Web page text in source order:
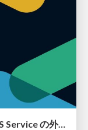
Service Connect 上のサービスに ECS Service の外側から到達できなかった話